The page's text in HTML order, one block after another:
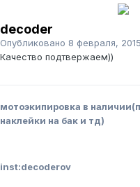
decoder
Опубликовано 8 февраля, 2015
Качество подтвержаем))
мотоэкипировка в
наклейки на бак и тд)
inst:decoderov